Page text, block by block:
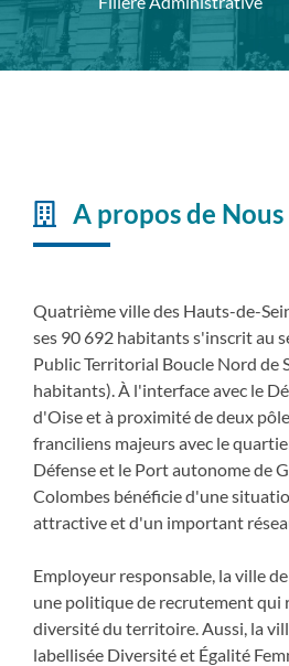
A propos de Nous
Quatrième ville des Hauts-de-
ses 90 692 habitants s'inscrit au
Public Territorial Boucle Nord de
habitants). À l'interface avec le
d'Oise et à proximité de deux
franciliens majeurs avec le
Défense et le Port autonome de
Colombes bénéficie d'une
attractive et d'un important
Employeur responsable, la ville
une politique de recrutement qui
diversité du territoire. Aussi, la
labellisée Diversité et Égalité